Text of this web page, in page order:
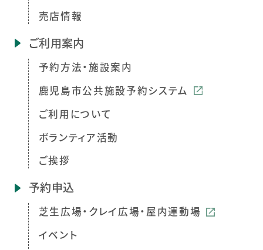
売店情報
ご利用案内
予約方法・施設案内
鹿児島市公共施設予約システム
ご利用について
ボランティア活動
ご挨拶
予約申込
芝生広場・クレイ広場・屋内運動場
イベント